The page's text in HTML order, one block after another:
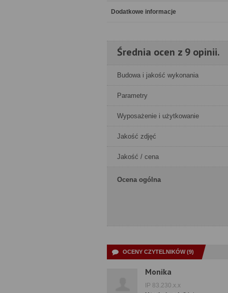
Dodatkowe informacje
Średnia ocen z 9 opinii.
Budowa i jakość wykonania
Parametry
Wyposażenie i użytkowanie
Jakość zdjęć
Jakość / cena
Ocena ogólna
OCENY CZYTELNIKÓW (9)
Monika
IP 83.230.x.x